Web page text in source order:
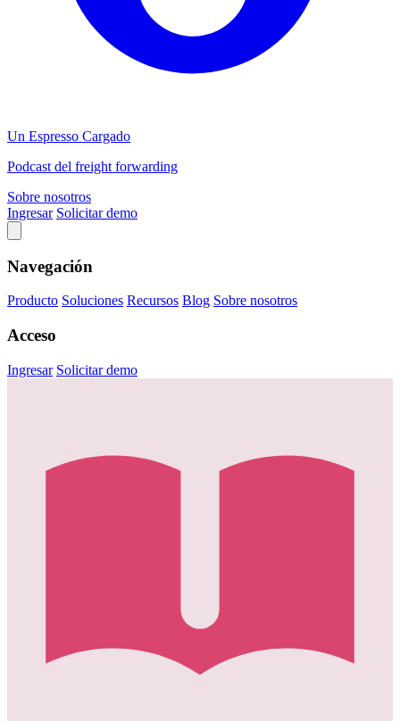
Un Espresso Cargado
Podcast del freight forwarding
Sobre nosotros
Ingresar Solicitar demo
Navegación
Producto Soluciones Recursos Blog Sobre nosotros
Acceso
Ingresar Solicitar demo